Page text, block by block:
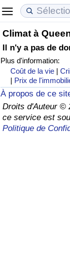
Climat à
Il n'y a pas de
Plus d'information:
Coût de la vie |
| Prix de
À propos de ce
Droits d'Auteur ©
ce service est
Politique de
Coût de la vie
Indice du Coût
Indice du Coût
Indice du coût
Prix de
Indice des Prix
Indice des Prix
Indice des Prix
Qualité de Vie
Indice de
Indice de
Indice de